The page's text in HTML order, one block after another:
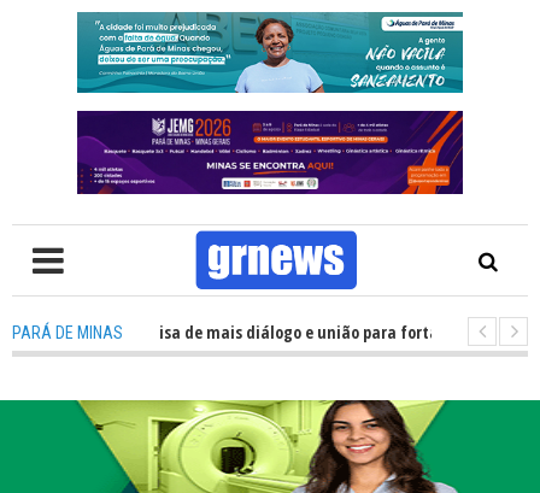
PARÁ DE MINAS
TV: Política precisa de mais diálogo e união para fortalecer Minas e